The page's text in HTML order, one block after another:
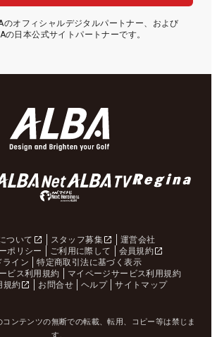
のオフィシャルデジタルパートナー、および
の日本公式サイトパートナーです。
ついて スタッフ募集
運営会社
ポリシー
ご利用に際して
会員規約
ライン
特定商取引法に基づく表示
ビス利用規約
マイページサービス利用規約
規約
お問合せ ヘルプ サイトマップ
ンテンツの無断での転載、転用、コピー等は禁じま